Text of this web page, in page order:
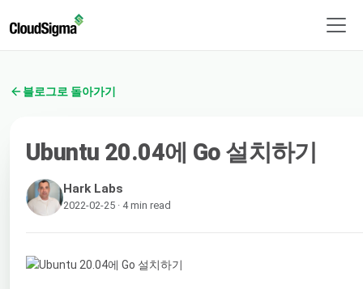
블로그로 돌아가기
Ubuntu 20.04에 Go 설치하기
Hark Labs
2022-02-25 · 4 min read